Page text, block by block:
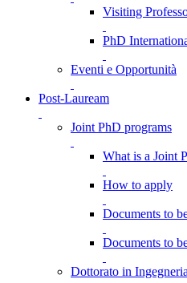
Visiting
PhD
Eventi e Opportunità
Post-Lauream
Joint PhD programs
What is a Joint
How to apply
Documents to
Documents to
Dottorato in